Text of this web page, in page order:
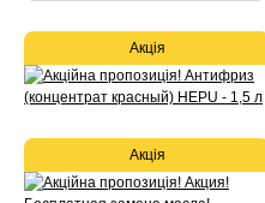
Акція
Акція